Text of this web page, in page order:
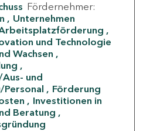
Fördernehmer:
Unternehmen
und Technologie
Wachsen
und
Förderung
Investitionen in
Beratung